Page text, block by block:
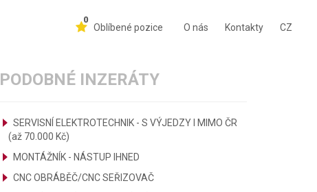
0
Oblíbené pozice O nás Kontakty CZ
PODOBNÉ INZERÁTY
SERVISNÍ ELEKTROTECHNIK - S VÝJEDZY I MIMO ČR
(až 70.000 Kč)
MONTÁŽNÍK - NÁSTUP IHNED
CNC OBRÁBĚČ/CNC SEŘIZOVAČ